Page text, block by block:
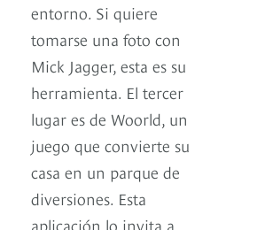
entorno. Si quiere
tomarse una foto con
Mick Jagger, esta es su
herramienta. El tercer
lugar es de Woorld, un
juego que convierte su
casa en un parque de
diversiones. Esta
aplicación lo invita a